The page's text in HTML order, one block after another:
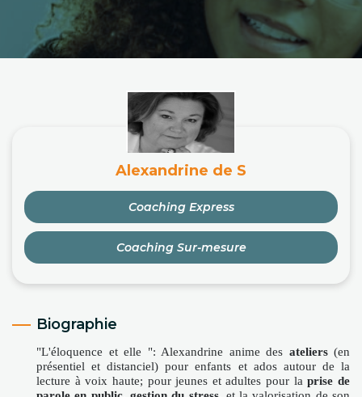
Alexandrine de S
Coaching Express
Coaching Sur-mesure
Biographie
"L'éloquence et elle ": Alexandrine anime des ateliers (en
présentiel et distanciel) pour enfants et ados autour de la
lecture à voix haute; pour jeunes et adultes pour laprise de